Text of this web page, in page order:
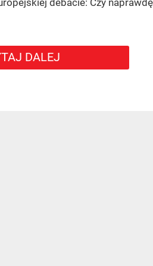
DALEJ